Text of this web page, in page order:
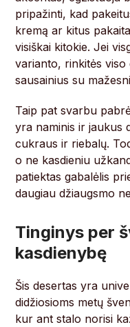
pripažinti, kad
kremą ar kitus
visiškai kitokie. Jei
varianto, rinkitės
sausainius su
Taip pat svarbu
yra naminis ir jaukus
cukraus ir riebalų.
o ne kasdieniu
patiektas gabalėlis
daugiau džiaugsmo
Tinginys per
kasdienybę
Šis desertas yra
didžiosioms metų
kur ant stalo norisi